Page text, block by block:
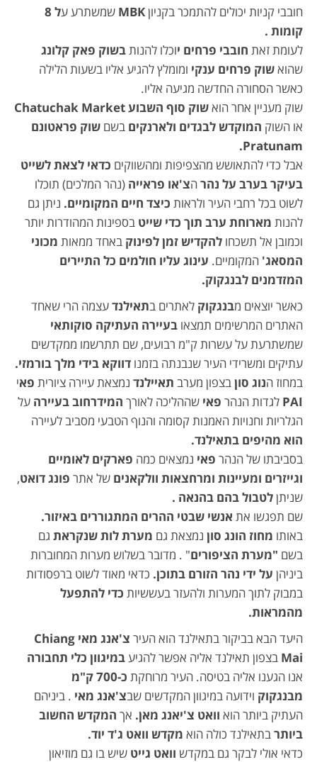
חובבי קניות יכולים להתמכר בקניוןMBK שמשתרע ע
ל 8
קומות .
לעומת זאת חובבי פרחים יוכלו להנותבשוק פאק קלונג
שהואשוק פרחים ענקי ומומלץ להגיע אליו בשעות הלילה
כאשר הסחורה החדשה מגיעה אליו.
שוק מעניין אחר הואשוק סוף השבועChatuchak Market
או השוק המוקדש לבגדים ולארנקים בשם שוק פראטונם
Pratunam.
אבל כדי להתאושש מהצפיפות ומהשווקים כדאי לצאת לשייט
בעיקר בערב על נהרהצ'או פראייה (נהר המלכים) תוכלו
לשוט בכל רחבי העיר ולראות כיצד חיים המקומיים. ניתן גם
להנות מארוחת ערב תוך כדי שייט בספינות המהודרות יותר
וכמובן אל תשכחו להקדיש זמן לפינוק באחד ממאות מכוני
המסאג' המקומיים. עינוג עליו חולמים כל התיירים
המזדמנים לבנגקוק.
כאשר יוצאים מבנגקוק לאתרים בתאילנדעצמה הרי שאחד
האתרים המרשימים תמצאו בעיירה העתיקה סוקותאי
שמשתרעת על עשרות ק"מ רבועים, שם תתרשמו ממקדשים
עתיקים ומשרידי העיר שנבנתה בזמנו דווקא בידי מלך בורמזי.
במחוז הנוג סוןבצפון מערב תאיילנד נמצאת עיירה ציורית פאי
PAI לגדות הנהר פאי שההליכה לאורך המידרחוב בעיירה על
הגלריות וחנויות האמנות קסומה והנוף הטבעי מסביב לעיירה
הוא מהיפים בתאילנד.
בסביבתו של הנהר פאי נמצאים כמה פארקים לאומיים
וגייזרים ומעיינות ומרחצאות וולקאנים של אתר פונג דואט,
שניתןלטבול בהם בהנאה .
שם תפגשו את אנשי שבטי ההרים המתגוררים באיזור.
באותו מחוז הונג סון נמצאת גם מערת לות שנקראת גם
בשם "מערת הציפורים" . מדובר בשלוש מערות המחוברות
ביניהן על ידי נהר הזורם בתוכן. כדאי מאוד לשוט ברפסודות
במבוק לתוך המערות ולהעזר בעששיות כדי להתפעל
מהמראות.
היעד הבא בביקור בתאילנד הוא העיר צ'אנג מאי Chiang
Mai בצפון תאילנד אליה אפשר להגיעבמיגוון כלי תחבורה
אנו הגענו אליה בטיסה. העיר מרוחקת
כ-700 ק"מ
מבנגקוק וידועה במיגוון המקדשים שבצ'אנג מאי . ביניהם
העתיק ביותר הוא וואט צ'יאנג מאן. אך המקדש החשוב
ביותרבתאילנד כולה הוא מקדש וואט ג'ד יוד.
כדאי אולי לבקר גם במקדש וואט גייט שיש בו גם מוזיאון